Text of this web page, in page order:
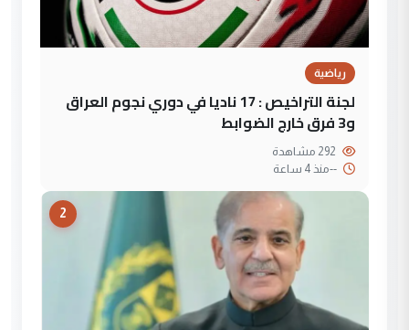
رياضية
لجنة التراخيص : 17 ناديا في دوري نجوم العراق
و3 فرق خارج الضوابط
--منذ 4 ساعة
2